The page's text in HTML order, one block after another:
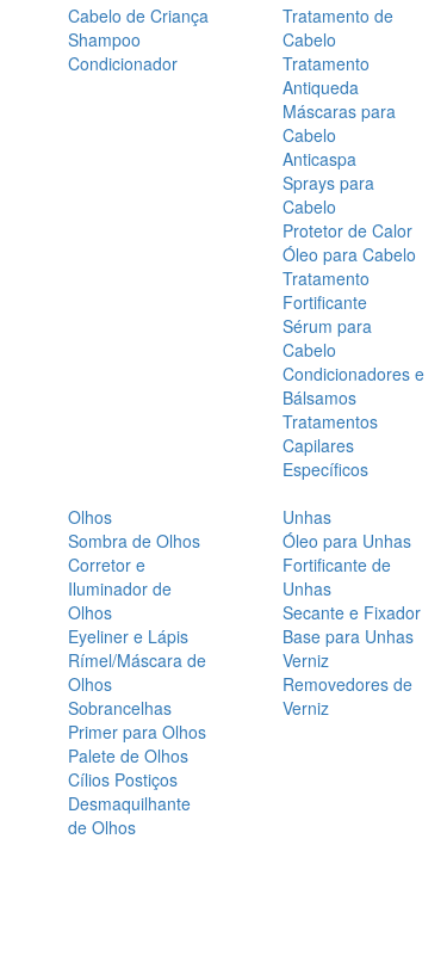
Cabelo de Criança
Shampoo
Condicionador
Tratamento de
Cabelo
Tratamento
Antiqueda
Máscaras para
Cabelo
Anticaspa
Sprays para
Cabelo
Protetor de Calor
Óleo para Cabelo
Tratamento
Fortificante
Sérum para
Cabelo
Condicionadores e
Bálsamos
Tratamentos
Capilares
Específicos
Olhos
Sombra de Olhos
Corretor e
Iluminador de
Olhos
Eyeliner e Lápis
Rímel/Máscara de
Olhos
Sobrancelhas
Primer para Olhos
Palete de Olhos
Cílios Postiços
Desmaquilhante
de Olhos
Unhas
Óleo para Unhas
Fortificante de
Unhas
Secante e Fixador
Base para Unhas
Verniz
Removedores de
Verniz